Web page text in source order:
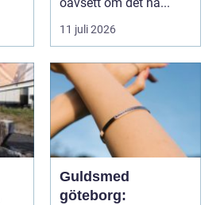
11 juli 2026
Guldsmed
göteborg: